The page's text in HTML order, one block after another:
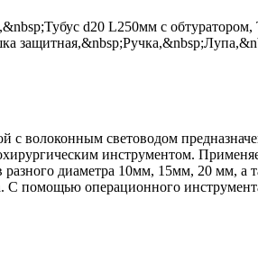
d20 L250мм с
с волоконным световодом
инструментом.
диаметра 10мм, 15мм, 20 мм, а
С помощью операционного